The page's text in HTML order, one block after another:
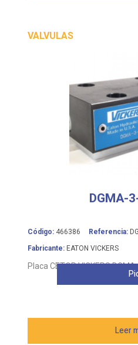
VALVULAS
DGMA-
Código: 466386 Referencia:
Fabricante: EATON VICKERS
Placa CETOP VICKERS DGMA
Leer